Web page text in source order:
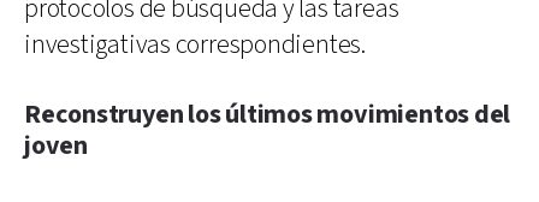
protocolos de búsqueda y las tareas
investigativas correspondientes.
Reconstruyen los últimos movimientos del
joven